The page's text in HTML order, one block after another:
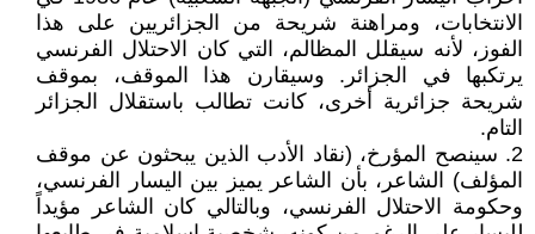
الانتخابات، ومراهنة شريحة من الجزائريين على هذا
الفوز، لأنه سيقلل المظالم، التي كان الاحتلال الفرنسي
يرتكبها في الجزائر. وسيقارن هذا الموقف، بموقف
شريحة جزائرية أخرى، كانت تطالب باستقلال الجزائر
التام.
2. سينصح المؤرخ، (نقاد الأدب الذين يبحثون عن موقف
المؤلف) الشاعر، بأن الشاعر يميز بين اليسار الفرنسي،
وحكومة الاحتلال الفرنسي، وبالتالي كان الشاعر مؤيداً